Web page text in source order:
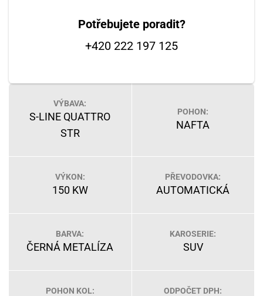
Potřebujete poradit?
+420 222 197 125
VÝBAVA:
S-LINE QUATTRO
STR
POHON:
NAFTA
VÝKON:
150 KW
PŘEVODOVKA:
AUTOMATICKÁ
BARVA:
ČERNÁ METALÍZA
KAROSERIE:
SUV
POHON KOL: ODPOČET DPH: